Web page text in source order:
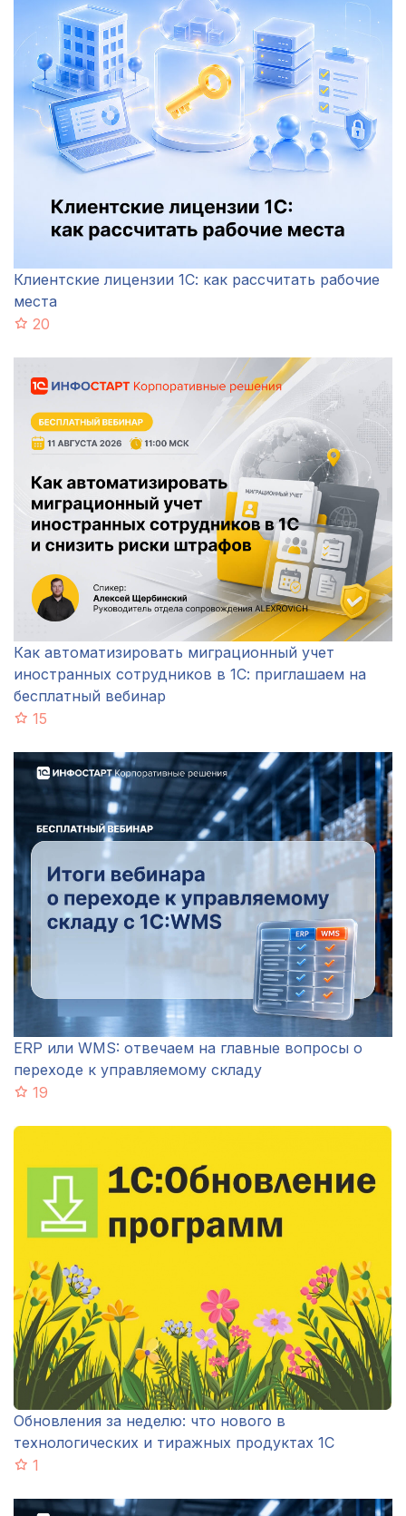
Клиентские лицензии 1С: как рассчитать рабочие
места
20
Как автоматизировать миграционный учет
иностранных сотрудников в 1С: приглашаем на
бесплатный вебинар
15
ERP или WMS: отвечаем на главные вопросы о
переходе к управляемому складу
19
Обновления за неделю: что нового в
технологических и тиражных продуктах 1С
1